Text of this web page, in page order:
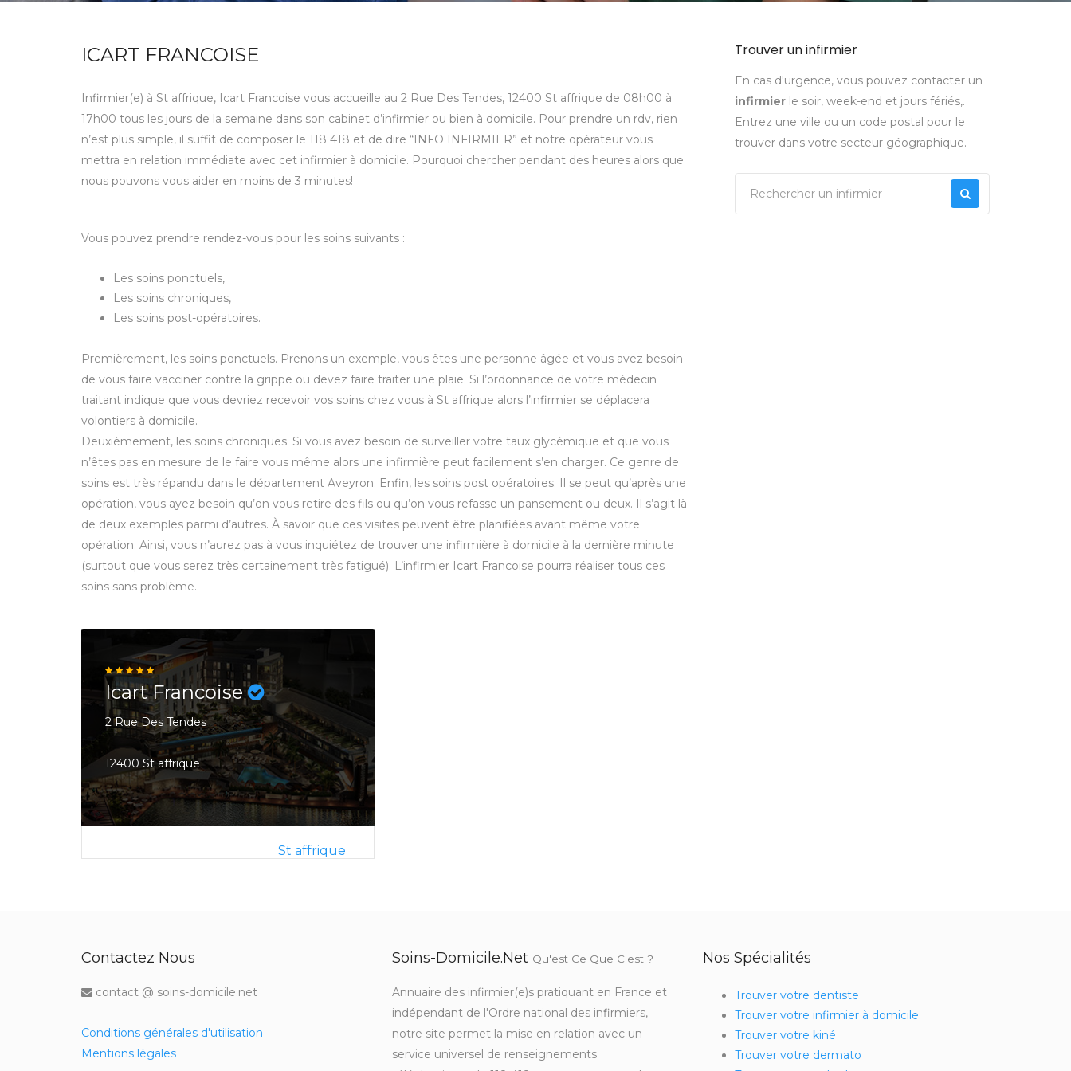
ICART FRANCOISE
Infirmier(e) à St affrique, Icart Francoise vous accueille au 2 Rue Des Tendes, 12400 St affrique de 08h00 à
17h00 tous les jours de la semaine dans son cabinet d’infirmier ou bien à domicile. Pour prendre un rdv, rien
n’est plus simple, il suffit de composer le 118 418 et de dire “INFO INFIRMIER” et notre opérateur vous
mettra en relation immédiate avec cet infirmier à domicile. Pourquoi chercher pendant des heures alors que
nous pouvons vous aider en moins de 3 minutes!
Vous pouvez prendre rendez-vous pour les soins suivants :
Les soins ponctuels,
Les soins chroniques,
Les soins post-opératoires.
Premièrement, les soins ponctuels. Prenons un exemple, vous êtes une personne âgée et vous avez besoin
de vous faire vacciner contre la grippe ou devez faire traiter une plaie. Si l’ordonnance de votre médecin
traitant indique que vous devriez recevoir vos soins chez vous à St affrique alors l’infirmier se déplacera
volontiers à domicile.
Deuxièmement, les soins chroniques. Si vous avez besoin de surveiller votre taux glycémique et que vous
n’êtes pas en mesure de le faire vous même alors une infirmière peut facilement s’en charger. Ce genre de
soins est très répandu dans le département Aveyron. Enfin, les soins post opératoires. Il se peut qu’après une
opération, vous ayez besoin qu’on vous retire des fils ou qu’on vous refasse un pansement ou deux. Il s’agit là
de deux exemples parmi d’autres. À savoir que ces visites peuvent être planifiées avant même votre
opération. Ainsi, vous n’aurez pas à vous inquiétez de trouver une infirmière à domicile à la dernière minute
(surtout que vous serez très certainement très fatigué). L’infirmier Icart Francoise pourra réaliser tous ces
soins sans problème.
Icart Francoise
2 Rue Des Tendes
12400 St affrique
St affrique
Trouver un infirmier
En cas d'urgence, vous pouvez contacter un
infirmier le soir, week-end et jours fériés,.
Entrez une ville ou un code postal pour le
trouver dans votre secteur géographique.
Contactez Nous
contact @ soins-domicile.net
Conditions générales d'utilisation
Mentions légales
Soins-Domicile.net Qu'est Ce Que C'est ?
Annuaire des infirmier(e)s pratiquant en France et
indépendant de l'Ordre national des infirmiers,
notre site permet la mise en relation avec un
service universel de renseignements
Nos Spécialités
Trouver votre dentiste
Trouver votre infirmier à domicile
Trouver votre kiné
Trouver votre dermato